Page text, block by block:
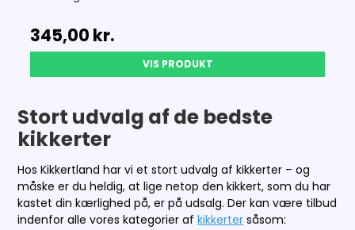
345,00 kr.
VIS PRODUKT
Stort udvalg af de bedste
kikkerter
Hos Kikkertland har vi et stort udvalg af kikkerter – og
måske er du heldig, at lige netop den kikkert, som du har
kastet din kærlighed på, er på udsalg. Der kan være tilbud
indenfor alle vores kategorier afkikkerter såsom: